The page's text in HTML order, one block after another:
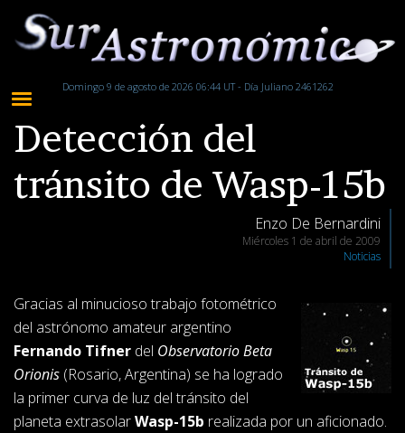
Domingo 9 de agosto de 2026 06:44 UT - Día Juliano 2461262
Detección del
tránsito de Wasp-15b
Enzo De Bernardini
Miércoles 1 de abril de 2009
Noticias
Gracias al minucioso trabajo fotométrico
del astrónomo amateur argentino
Fernando Tifner del Observatorio Beta
Orionis (Rosario, Argentina) se ha logrado
la primer curva de luz del tránsito del
planeta extrasolarWasp-15b realizada por un aficionado.